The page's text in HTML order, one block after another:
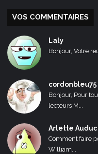
VOS COMMENTAIRES
Laly
Bonjour, Votre
cordonbleu75
Bonjour, Pour
lecteurs M...
Arlette Auduc
Comment faire
William...